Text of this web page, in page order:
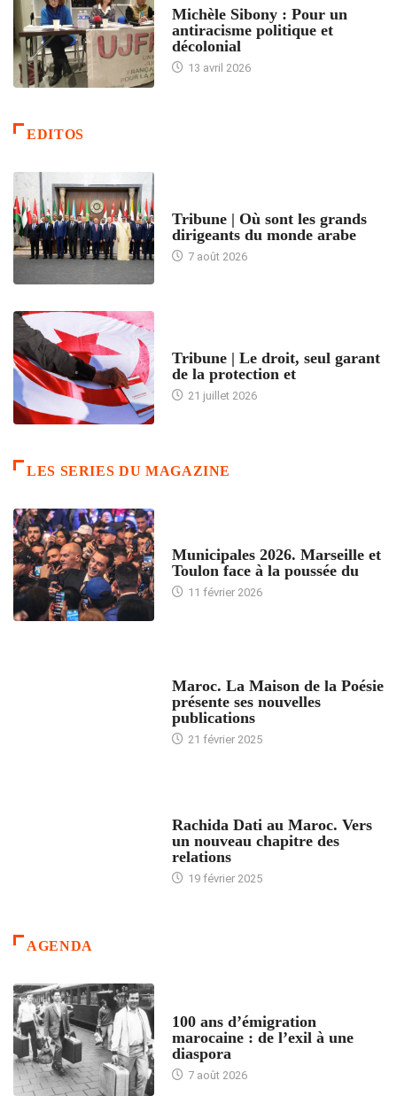
Michèle Sibony : Pour un
antiracisme politique et
décolonial
13 avril 2026
EDITOS
Tribune | Où sont les grands
dirigeants du monde arabe
7 août 2026
Tribune | Le droit, seul garant
de la protection et
21 juillet 2026
LES SERIES DU MAGAZINE
Municipales 2026. Marseille et
Toulon face à la poussée du
11 février 2026
Maroc. La Maison de la Poésie
présente ses nouvelles
publications
21 février 2025
Rachida Dati au Maroc. Vers
un nouveau chapitre des
relations
19 février 2025
AGENDA
100 ans d’émigration
marocaine : de l’exil à une
diaspora
7 août 2026